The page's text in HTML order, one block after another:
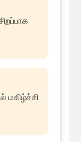
மகிழ்ச்சி